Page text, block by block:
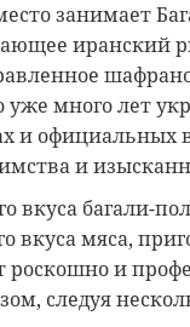
занимает
иранский
много лет
и официальных
и
вкуса багали-
вкуса мяса,
и
следуя